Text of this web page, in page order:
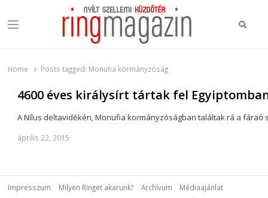
Menu
Home Posts tagged: Monufia kormányzóság
4600 éves királysírt tártak fel
A Nílus deltavidékén, Monufia kormányzóságban találtak rá a
április 22, 2015
Impresszum Milyen Ringet akarunk? Archívum
Médiaajánlat